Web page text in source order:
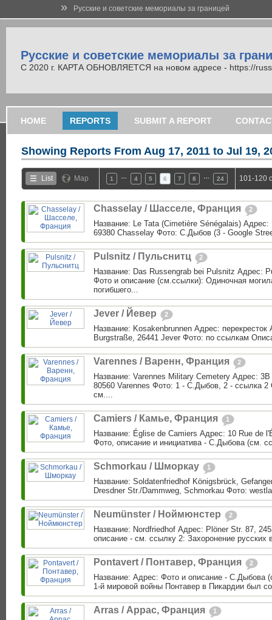
» Русские и советские мемориалы за границей
Русские и советские мемориалы за
С 2020 г. КАРТА ОБНОВЛЯЕТСЯ на новом адресе - https://
HOME REPORTS SUBMIT A REPORT
Showing Reports From Aug 17, 2011 to Jul 19,
List Map 1 4 5 6 7 8 24 101-120
Chasselay / Шасселе, Франция 2
Название: Le Tata (Cimetière Sénégalais)
69380 Chasselay Фото: С.Дыбов (3 - Google
Pulsnitz / Пульснитц 2
Название: Das Russengrab bei Pulsnitz Адрес:
Фото и описание (см.ссылки): Одиночная
погибшего...
Jever / Йевер 2
Название: Kosakenbrunnen Адрес:
Burgstraße, 26441 Jever Фото: по ссылкам
Varennes / Варенн, Франция 2
Название: Varennes Military Cemetery Адрес:
80560 Varennes Фото: 1 - C.Дыбов, 2 - ссылка
см....
Camiers / Камье, Франция 1
Название: Église de Camiers Адрес: 10 Rue de
Фото, описание и инициатива - С.Дыбова (см.
Schmorkau / Шморкау 1
Название: Soldatenfriedhof Königsbrück,
Dresdner Str./Dammweg, Schmorkau Фото:
Neumünster / Ноймюнстер 2
Название: Nordfriedhof Адрес: Plöner Str. 87,
описание - см. ссылку 2: Захоронение русских
Pontavert / Понтавер, Франция 2
Название: Адрес: Фото и описание - С.Дыбова
1-й мировой войны Понтавер в Пикардии был
Arras / Аррас, Франция 1